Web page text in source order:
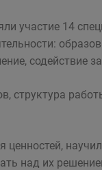
участие 14
содействие
структура
над их